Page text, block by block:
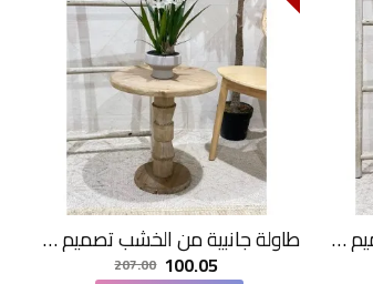
طاولة جانبية من الخشب تصميم هندسي ابداع مقاس51×36×36سم طاولة جانبية من الخشب تصميم هندسي ابداع مقاس47×44×44سم
100.05
207.00